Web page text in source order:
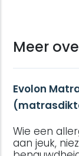
Meer
Evolon
Wie een
aan jeuk,